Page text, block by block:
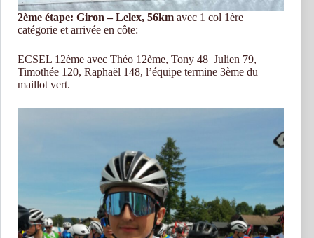
2ème étape: Giron – Lelex, 56km avec 1 col 1ère
catégorie et arrivée en côte:
ECSEL 12ème avec Théo 12ème, Tony 48 Julien 79,
Timothée 120, Raphaël 148, l’équipe termine 3ème du
maillot vert.